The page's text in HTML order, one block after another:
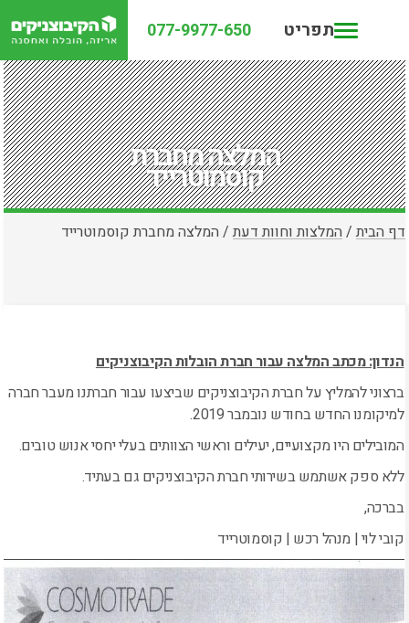
תפריט 077-9977-650
המלצה מחברת
קוסמוטרייד
דף הבית / המלצות וחוות דעת / המלצה מחברת קוסמוטרייד
הנדון: מכתב המלצה עבור חברת הובלות הקיבוצניקים
ברצוני להמליץ על חברת הקיבוצניקים שביצעו עבור חברתנו מעבר חברה
למיקומנו החדש בחודש נובמבר 2019.
המובילים היו מקצועיים, יעילים וראשי הצוותים בעלי יחסי אנוש טובים.
ללא ספק אשתמש בשירותי חברת הקיבוצניקים גם בעתיד.
בברכה,
קובי לוי | מנהל רכש | קוסמוטרייד